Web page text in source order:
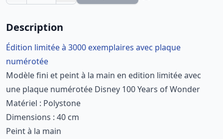
Description
Édition limitée à 3000 exemplaires avec plaque
numérotée
Modèle fini et peint à la main en edition limitée avec
une plaque numérotée Disney 100 Years of Wonder
Matériel : Polystone
Dimensions : 40 cm
Peint à la main